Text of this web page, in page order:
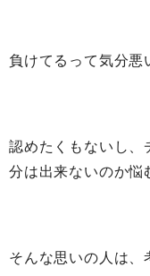
負けてるって気分悪
認めたくもないし、
分は出来ないのか悩
そんな思いの人は、